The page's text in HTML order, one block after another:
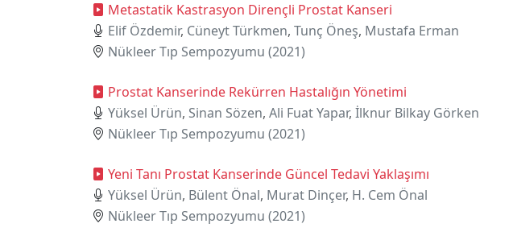
Metastatik Kastrasyon Dirençli Prostat Kanseri
Elif Özdemir, Cüneyt Türkmen, Tunç Öneş, Mustafa Erman
Nükleer Tıp Sempozyumu (2021)
Prostat Kanserinde Rekürren Hastalığın Yönetimi
Yüksel Ürün, Sinan Sözen, Ali Fuat Yapar, İlknur Bilkay Görken
Nükleer Tıp Sempozyumu (2021)
Yeni Tanı Prostat Kanserinde Güncel Tedavi Yaklaşımı
Yüksel Ürün, Bülent Önal, Murat Dinçer, H. Cem Önal
Nükleer Tıp Sempozyumu (2021)